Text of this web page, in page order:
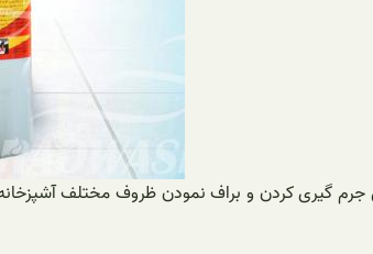
جرم گیری کردن و براف نمودن ظروف مختلف